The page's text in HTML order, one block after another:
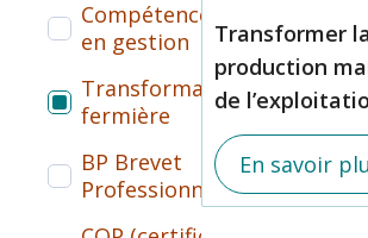
Compétences
en gestion
Transformation
fermière
BP Brevet
Professionnel
1
Transformer
production
de
En savoir